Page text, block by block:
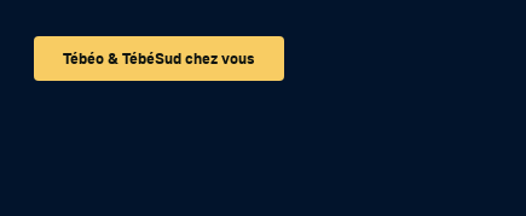
Tébéo & TébéSud chez vous